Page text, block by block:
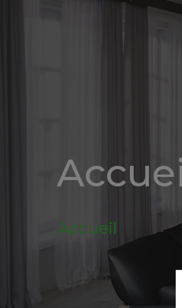
nouveautesAccueil